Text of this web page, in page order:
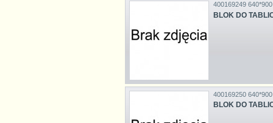
400169249 640*900
BLOK DO
400169250 640*900
BLOK DO